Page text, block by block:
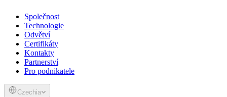
Společnost
Technologie
Odvětví
Certifikáty
Kontakty
Partnerství
Pro podnikatele
Czechia